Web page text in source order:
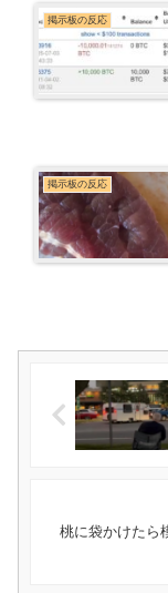
掲示板の反応
掲示板の反応
桃に袋かけたら